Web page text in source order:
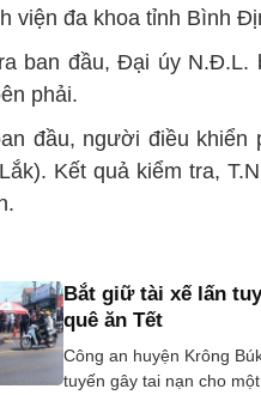
viện đa khoa tỉnh Bình
ban đầu, Đại úy
phải.
đầu, người điều khiển
Kết quả kiểm tra,
Bắt giữ tài xế lấn
quê ăn Tết
Công an huyện Krông
tuyến gây tai nạn cho